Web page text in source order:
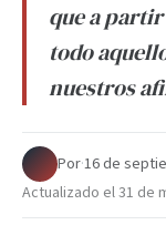
que a
todo
nuestros
Por·16 de
Actualizado el31 de